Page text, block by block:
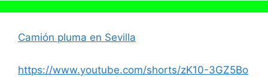
Camión pluma en Sevilla
https://www.youtube.com/shorts/zK10-3GZ5Bo